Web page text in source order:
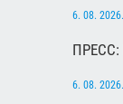
6. 08.
ПРЕСС:
6. 08.